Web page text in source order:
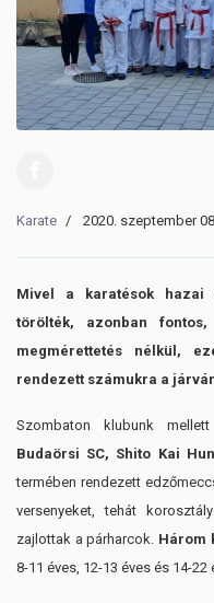
Karate 2020. szeptember 08.
Mivel a karatésok hazai
törölték, azonban
megmérettetés nélkül,
rendezett számukra a
Szombaton klubunk
Budaörsi SC, Shito Kai
termében rendezett
versenyeket, tehát
zajlottak a párharcok. Három
8-11 éves, 12-13 éves és 14-22